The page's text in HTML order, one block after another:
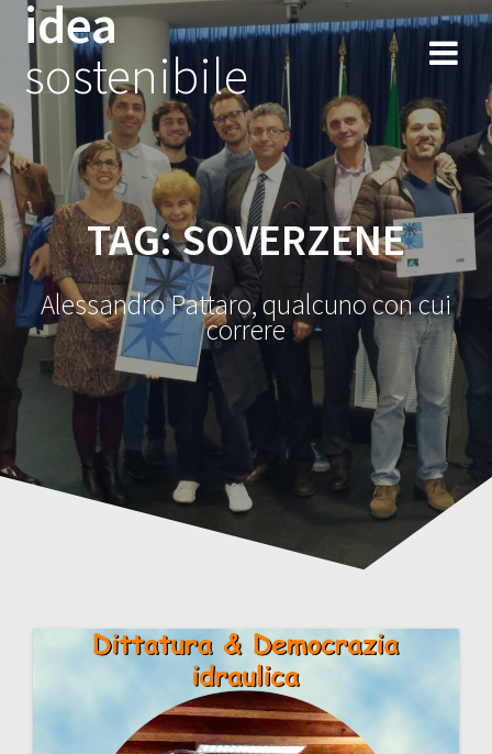
Salta
al
contenuto
idea
sostenibile
TAG:SOVERZENE
Alessandro Pattaro, qualcuno con cui
correre